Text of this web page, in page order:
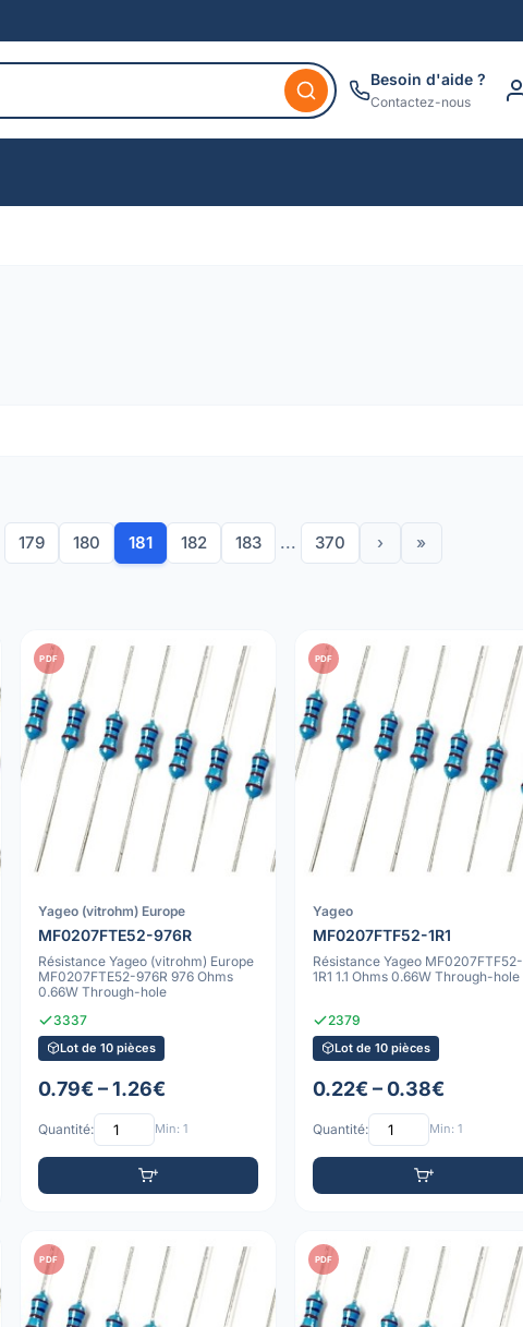
Besoin d'aide ?
Contactez-nous
179 180 181 182 183 ... 370 › »
PDF
Yageo (vitrohm) Europe
MF0207FTE52-976R
Résistance Yageo (vitrohm) Europe
MF0207FTE52-976R 976 Ohms
0.66W Through-hole
3337
Lot de 10 pièces
0.79€ – 1.26€
Quantité: Min: 1
PDF
Yageo
MF0207FTF52-1R1
Résistance Yageo MF0207FTF52-
1R1 1.1 Ohms 0.66W Through-hole
2379
Lot de 10 pièces
0.22€ – 0.38€
Quantité: Min: 1
PDF PDF